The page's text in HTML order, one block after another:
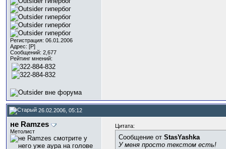
Регистрация: 06.01.2006
Адрес: [P]
Сообщений: 2,677
Рейтинг мнений:
26.02.2006, 05:12
не Ramzes
Метолист
Цитата:
Сообщение от StasYashka
У меня просто текстом есть!